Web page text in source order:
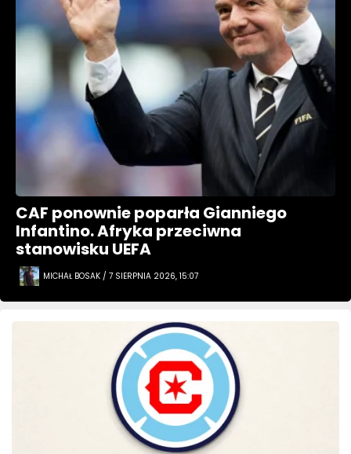
CAF ponownie poparła Gianniego
Infantino. Afryka przeciwna
stanowisku UEFA
MICHAŁ BOSAK / 7 SIERPNIA 2026, 15:07